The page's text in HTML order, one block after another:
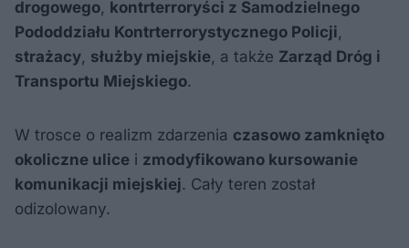
drogowego kontrterroryści z Samodzielnego
Pododdziału Kontrterrorystycznego Policji
strażacy służby miejskie , a także Zarząd Dróg i
Transportu Miejskiego.
W trosce o realizm zdarzenia czasowo zamknięto
okoliczne ulice i zmodyfikowano kursowanie
komunikacji miejskiej. Cały teren został
odizolowany.